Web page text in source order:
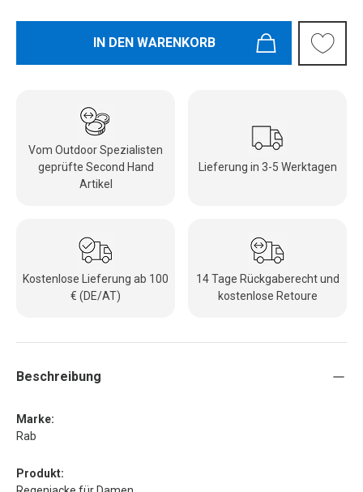
IN DEN WARENKORB
Vom Outdoor Spezialisten
geprüfte Second Hand
Artikel
Lieferung in 3-5 Werktagen
Kostenlose Lieferung ab 100
€ (DE/AT)
14 Tage Rückgaberecht und
kostenlose Retoure
Beschreibung
Marke:
Rab
Produkt: